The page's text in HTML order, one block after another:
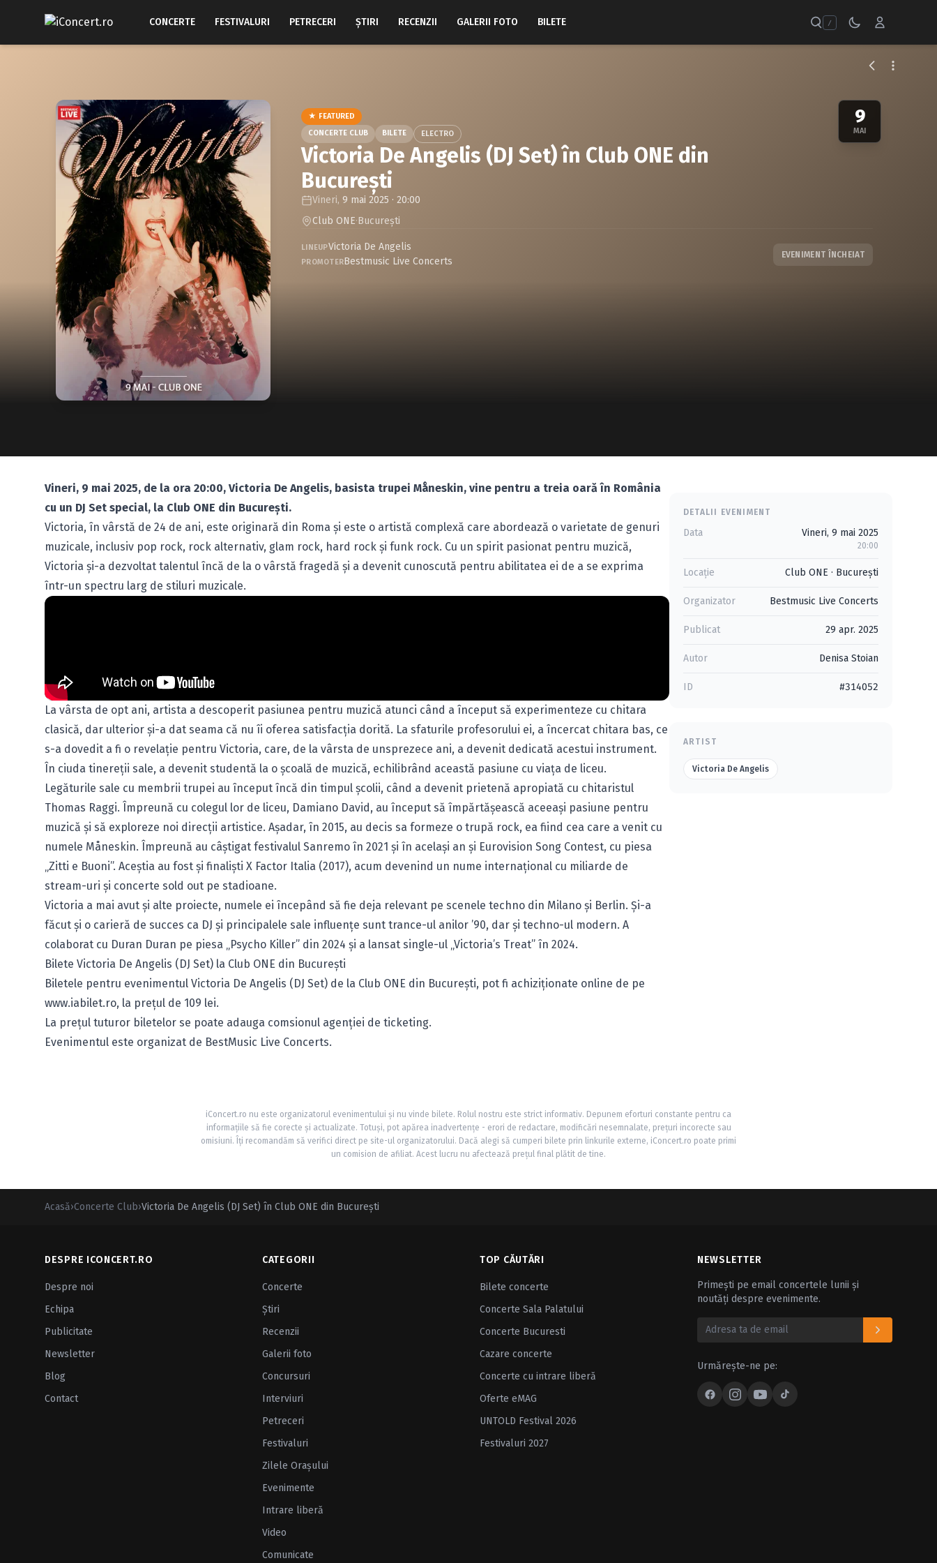
CONCERTE FESTIVALURI PETRECERI ŞTIRI RECENZII GALERII FOTO BILETE /
9
MAI
★ FEATURED
CONCERTE CLUB
BILETE ELECTRO
Victoria De Angelis (DJ Set) în Club ONE din
București
Vineri, 9 mai 2025 · 20:00
Club ONE·Bucureşti
LINEUPVictoria De Angelis
PROMOTERBestmusic Live Concerts
EVENIMENT ÎNCHEIAT
Vineri, 9 mai 2025, de la ora 20:00, Victoria De Angelis, basista trupei Måneskin, vine pentru a treia oară în România
cu un DJ Set special, la Club ONE din București.
Victoria, în vârstă de 24 de ani, este originară din Roma și este o artistă complexă care abordează o varietate de genuri
muzicale, inclusiv pop rock, rock alternativ, glam rock, hard rock și funk rock. Cu un spirit pasionat pentru muzică,
Victoria și-a dezvoltat talentul încă de la o vârstă fragedă și a devenit cunoscută pentru abilitatea ei de a se exprima
într-un spectru larg de stiluri muzicale.
La vârsta de opt ani, artista a descoperit pasiunea pentru muzică atunci când a început să experimenteze cu chitara
clasică, dar ulterior și-a dat seama că nu îi oferea satisfacția dorită. La sfaturile profesorului ei, a încercat chitara bas, ce
s-a dovedit a fi o revelație pentru Victoria, care, de la vârsta de unsprezece ani, a devenit dedicată acestui instrument.
În ciuda tinereții sale, a devenit studentă la o școală de muzică, echilibrând această pasiune cu viața de liceu.
Legăturile sale cu membrii trupei au început încă din timpul școlii, când a devenit prietenă apropiată cu chitaristul
Thomas Raggi. Împreună cu colegul lor de liceu, Damiano David, au început să împărtășească aceeași pasiune pentru
muzică și să exploreze noi direcții artistice. Așadar, în 2015, au decis sa formeze o trupă rock, ea fiind cea care a venit cu
numele Måneskin. Împreună au câștigat festivalul Sanremo în 2021 și în același an și Eurovision Song Contest, cu piesa
„Zitti e Buoni”. Aceștia au fost și finaliști X Factor Italia (2017), acum devenind un nume internațional cu miliarde de
stream-uri și concerte sold out pe stadioane.
Victoria a mai avut și alte proiecte, numele ei începând să fie deja relevant pe scenele techno din Milano și Berlin. Și-a
făcut și o carieră de succes ca DJ și principalele sale influențe sunt trance-ul anilor ’90, dar și techno-ul modern. A
colaborat cu Duran Duran pe piesa „Psycho Killer” din 2024 și a lansat single-ul „Victoria’s Treat” în 2024.
Bilete Victoria De Angelis (DJ Set) la Club ONE din București
Biletele pentru evenimentul Victoria De Angelis (DJ Set) de la Club ONE din București, pot fi achiziționate online de pe
www.iabilet.ro, la prețul de 109 lei.
La prețul tuturor biletelor se poate adauga comsionul agenției de ticketing.
Evenimentul este organizat de BestMusic Live Concerts.
DETALII EVENIMENT
Data Vineri, 9 mai 2025
20:00
Locație Club ONE · Bucureşti
Organizator Bestmusic Live Concerts
Publicat 29 apr. 2025
Autor Denisa Stoian
ID #314052
ARTIST
Victoria De Angelis
iConcert.ro nu este organizatorul evenimentului și nu vinde bilete. Rolul nostru este strict informativ. Depunem eforturi constante pentru ca
informațiile să fie corecte și actualizate. Totuși, pot apărea inadvertențe - erori de redactare, modificări nesemnalate, prețuri incorecte sau
omisiuni. Îți recomandăm să verifici direct pe site-ul organizatorului. Dacă alegi să cumperi bilete prin linkurile externe, iConcert.ro poate primi
un comision de afiliat. Acest lucru nu afectează prețul final plătit de tine.
Acasă›Concerte Club›Victoria De Angelis (DJ Set) în Club ONE din București
DESPRE ICONCERT.RO
Despre noi
Echipa
Publicitate
Newsletter
Blog
Contact
CATEGORII
Concerte
Ştiri
Recenzii
Galerii foto
Concursuri
Interviuri
Petreceri
Festivaluri
Zilele Oraşului
Evenimente
Intrare liberă
Video
Comunicate
TOP CĂUTĂRI
Bilete concerte
Concerte Sala Palatului
Concerte Bucuresti
Cazare concerte
Concerte cu intrare liberă
Oferte eMAG
UNTOLD Festival 2026
Festivaluri 2027
NEWSLETTER
Primești pe email concertele lunii și
noutăți despre evenimente.
Urmărește-ne pe: